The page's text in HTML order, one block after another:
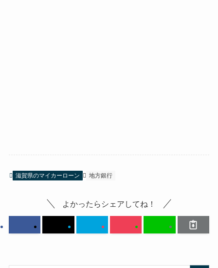
滋賀県のマイカーローン 地方銀行
よかったらシェアしてね！